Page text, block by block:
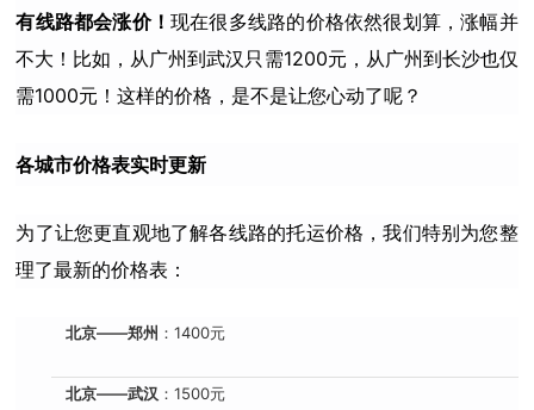
有线路都会涨价！现在很多线路的价格依然很划算，涨幅并
不大！比如，从广州到武汉只需1200元，从广州到长沙也仅
需1000元！这样的价格，是不是让您心动了呢？
各城市价格表实时更新
为了让您更直观地了解各线路的托运价格，我们特别为您整
理了最新的价格表：
北京——郑州 ：1400元
北京——武汉 ：1500元